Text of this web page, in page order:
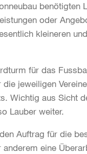
benötigten
oder
kleineren
für das
jeweiligen
Wichtig aus Sicht
Lauber weiter.
Auftrag für die
eine